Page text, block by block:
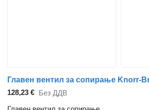
128,23 € Без ДДВ